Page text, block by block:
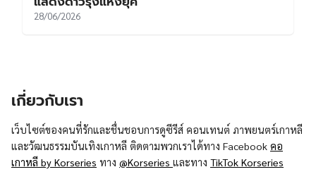
28/06/2026
เกี่ยวกับเรา
เว็บไซต์ของคนที่รักและชื่นชอบการดูซีรีส์ คอนเทนต์ ภาพยนตร์เกาหลี
และวัฒนธรรมบันเทิงเกาหลี ติดตามพวกเราได้ทาง Facebook คอ
เกาหลี by Korseries ทาง @Korseries และทาง TikTok Korseries